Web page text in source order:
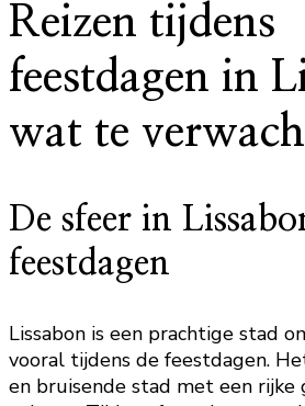
Reizen tijdens
feestdagen in
wat te
De sfeer in
feestdagen
Lissabon is een prachtige stad
vooral tijdens de feestdagen.
en bruisende stad met een rijke